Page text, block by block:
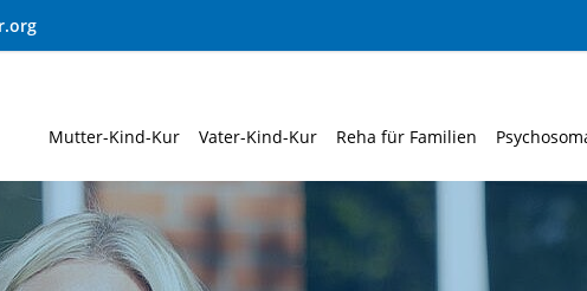
Mutter-Kind-Kur Vater-Kind-Kur Reha für Familien